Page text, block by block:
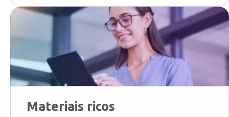
Materiais ricos